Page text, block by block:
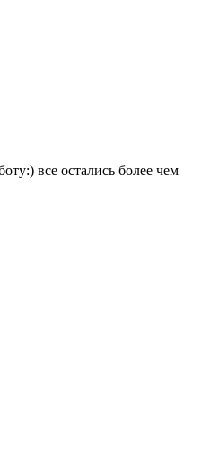
все остались более чем